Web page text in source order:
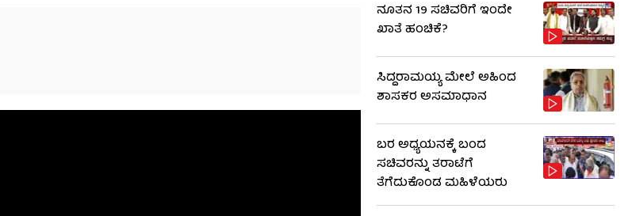
ನೂತನ 19 ಸಚಿವರಿಗೆ ಇಂದೇ
ಖಾತೆ ಹಂಚಿಕೆ?
ಸಿದ್ದರಾಮಯ್ಯ ಮೇಲೆ ಅಹಿಂದ
ಶಾಸಕರ ಅಸಮಾಧಾನ
ಬರ ಅಧ್ಯಯನಕ್ಕೆ ಬಂದ
ಸಚಿವರನ್ನು ತರಾಟೆಗೆ
ತೆಗೆದುಕೊಂಡ ಮಹಿಳೆಯರು